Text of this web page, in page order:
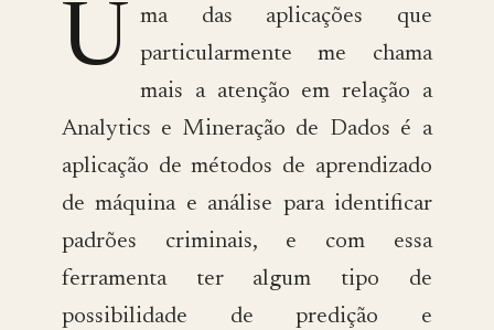
U
ma das aplicações que
particularmente me chama
mais a atenção em relação a
Analytics e Mineração de Dados é a
aplicação de métodos de aprendizado
de máquina e análise para identificar
padrões criminais, e com essa
ferramenta ter algum tipo de
possibilidade de predição e